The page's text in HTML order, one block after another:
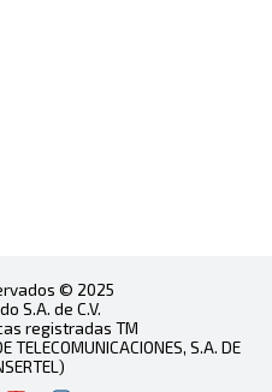
© 2025
S.A. de C.V.
registradas TM
TELECOMUNICACIONES, S.A. DE